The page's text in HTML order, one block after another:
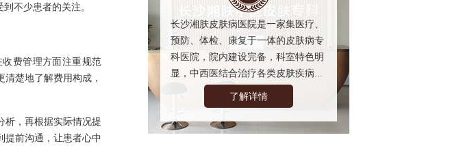
不少患者的关注。
费管理方面注重规范
楚地了解费用构成，
析，再根据实际情况提
提前沟通，让患者心中
长沙湘肤皮肤病医院是一家集医疗、
预防、体检、康复于一体的皮肤病专
科医院，院内建设完备，科室特色明
显，中西医结合治疗各类皮肤疾病...
了解详情